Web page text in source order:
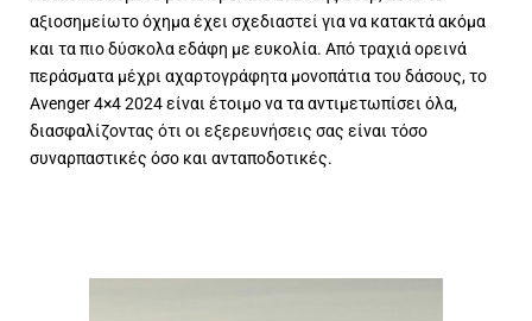
αξιοσημείωτο όχημα έχει σχεδιαστεί για να κατακτά ακόμα
και τα πιο δύσκολα εδάφη με ευκολία. Από τραχιά ορεινά
περάσματα μέχρι αχαρτογράφητα μονοπάτια του δάσους, το
Avenger 4×4 2024 είναι έτοιμο να τα αντιμετωπίσει όλα,
διασφαλίζοντας ότι οι εξερευνήσεις σας είναι τόσο
συναρπαστικές όσο και ανταποδοτικές.